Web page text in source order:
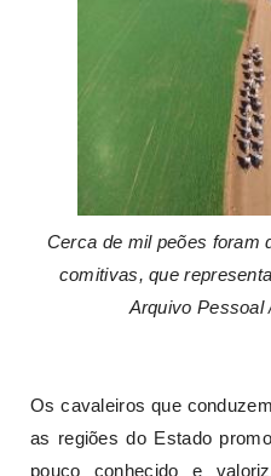
Cerca de mil peões foram
comitivas, que
Arquivo Pessoal
Os cavaleiros que
as regiões do Estado
pouco conhecido e